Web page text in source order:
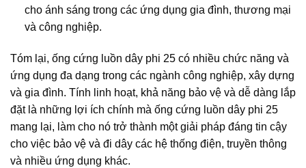
cho ánh sáng trong các ứng dụng gia đình, thương mại
và công nghiệp.
Tóm lại, ống cứng luồn dây phi 25 có nhiều chức năng và
ứng dụng đa dạng trong các ngành công nghiệp, xây dựng
và gia đình. Tính linh hoạt, khả năng bảo vệ và dễ dàng lắp
đặt là những lợi ích chính mà ống cứng luồn dây phi 25
mang lại, làm cho nó trở thành một giải pháp đáng tin cậy
cho việc bảo vệ và đi dây các hệ thống điện, truyền thông
và nhiều ứng dụng khác.